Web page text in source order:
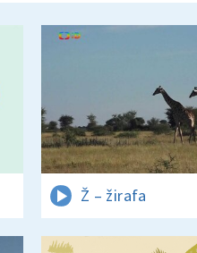
Ž – žirafa